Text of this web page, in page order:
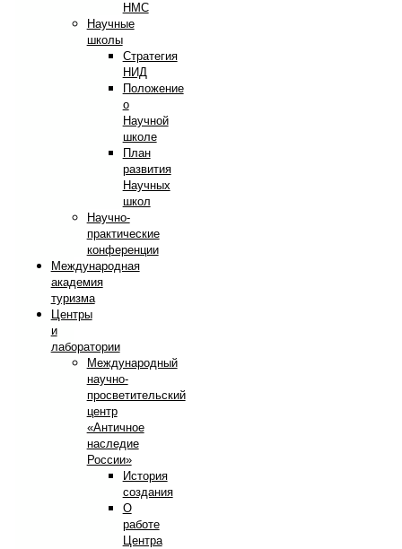
НМС
Научные
школы
Стратегия
НИД
Положение
о
Научной
школе
План
развития
Научных
школ
Научно-
практические
конференции
Международная
академия
туризма
Центры
и
лаборатории
Международный
научно-
просветительский
центр
«Античное
наследие
России»
История
создания
О
работе
Центра